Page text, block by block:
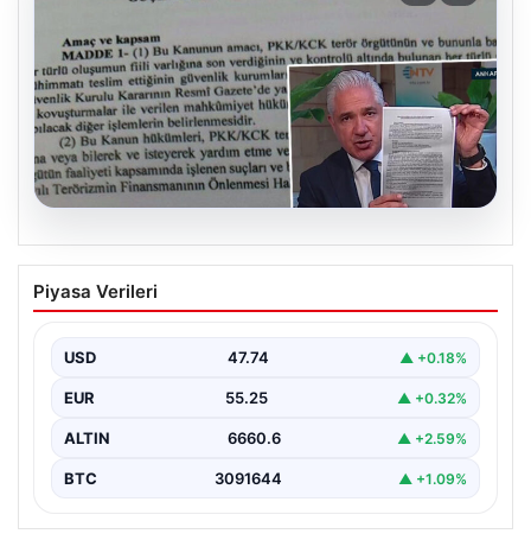
05.08.2026
Süreç yasası teklifi tamamlandı. İşte
madde madde kanun teklifi ve
Piyasa Verileri
USD 47.74 ▲ +0.18%
EUR 55.25 ▲ +0.32%
ALTIN 6660.6 ▲ +2.59%
BTC 3091644 ▲ +1.09%